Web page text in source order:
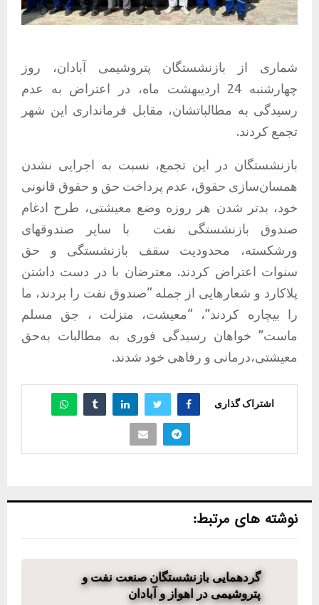
شماری از بازنشستگان پتروشیمی آبادان، روز
چهارشنبه 24 اردیبهشت ماه، در اعتراض به عدم
رسیدگی به مطالباتشان، مقابل فرمانداری این شهر
تجمع کردند.
بازنشستگان در این تجمع، نسبت به اجرایی نشدن
همسان‌سازی حقوق، عدم پرداخت حق و حقوق قانونی
خود، بدتر شدن هر روزه وضع معیشتی، طرح ادغام
صندوق بازنشستگی نفت
با سایر صندوقهای
ورشکسته، محدودیت سقف بازنشستگی و حق
سنوات اعتراض کردند. معترضان با در دست داشتن
پلاکارد و شعارهایی از جمله “صندوق نفت را بردند، ما
را بیچاره کردند”، “معیشت، منزلت ، جق مسلم
ماست” خواهان رسیدگی فوری به مطالبات به‌حق
معیشتی،درمانی و رفاهی خود شدند.
اشتراک گذاری
نوشته های مرتبط:
گردهمایی بازنشستگان صنعت نفت و
پتروشیمی در اهواز و آبادان